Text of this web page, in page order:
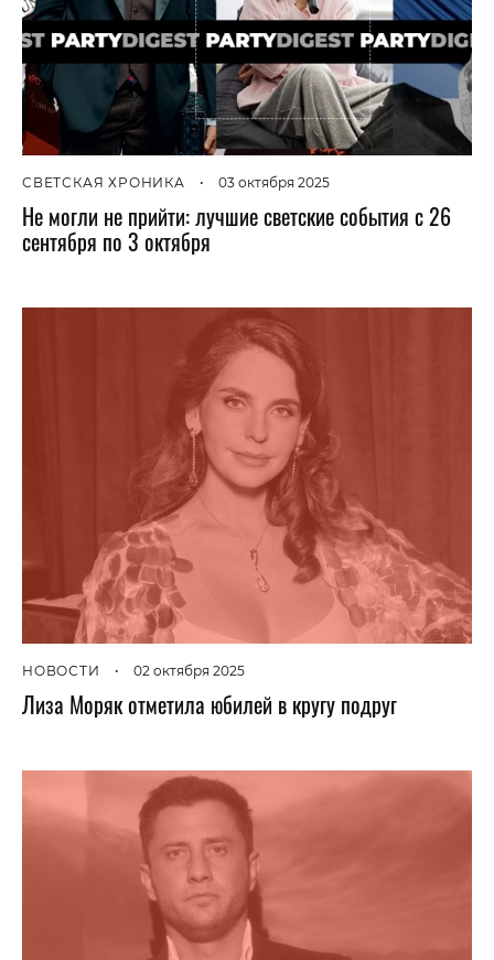
СВЕТСКАЯ ХРОНИКА • 03 октября 2025
Не могли не прийти: лучшие светские события с 26
сентября по 3 октября
НОВОСТИ • 02 октября 2025
Лиза Моряк отметила юбилей в кругу подруг